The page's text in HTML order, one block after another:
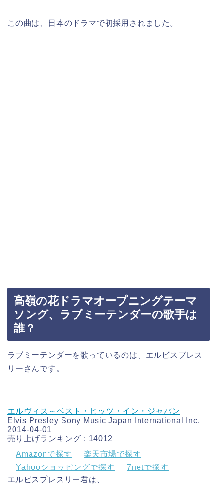
この曲は、日本のドラマで初採用されました。
高嶺の花ドラマオープニングテーマ
ソング、ラブミーテンダーの歌手は
誰？
ラブミーテンダーを歌っているのは、エルビスプレス
リーさんです。
エルヴィス～ベスト・ヒッツ・イン・ジャパン
Elvis Presley Sony Music Japan International Inc.
2014-04-01
売り上げランキング : 14012
Amazonで探す
楽天市場で探す
Yahooショッピングで探す
7netで探す
エルビスプレスリー君は、